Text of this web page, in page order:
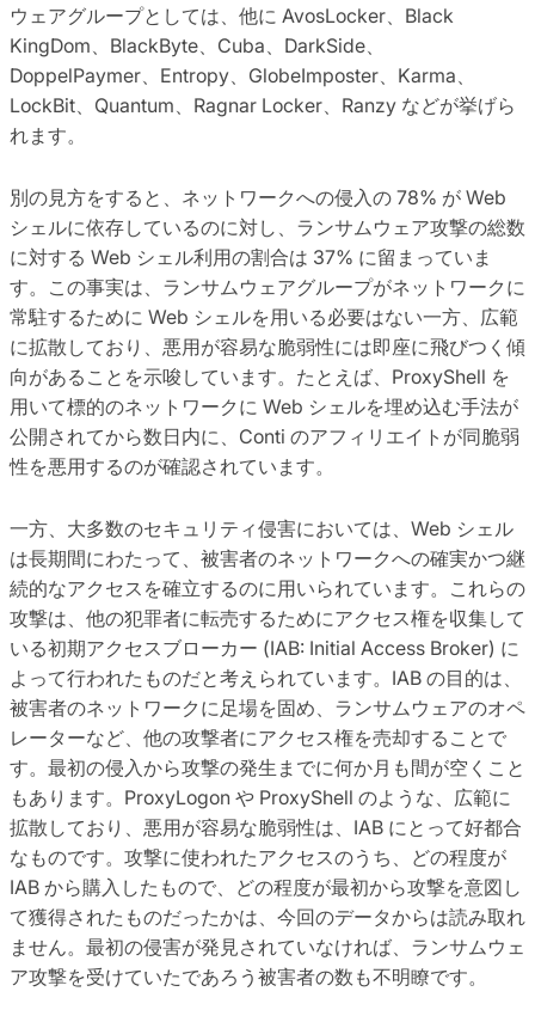
ウェアグループとしては、他に AvosLocker、Black
KingDom、BlackByte、Cuba、DarkSide、
DoppelPaymer、Entropy、GlobeImposter、Karma、
LockBit、Quantum、Ragnar Locker、Ranzy などが挙げら
れます。
別の見方をすると、ネットワークへの侵入の 78% が Web
シェルに依存しているのに対し、ランサムウェア攻撃の総数
に対する Web シェル利用の割合は 37% に留まっていま
す。この事実は、ランサムウェアグループがネットワークに
常駐するために Web シェルを用いる必要はない一方、広範
に拡散しており、悪用が容易な脆弱性には即座に飛びつく傾
向があることを示唆しています。たとえば、ProxyShell を
用いて標的のネットワークに Web シェルを埋め込む手法が
公開されてから数日内に、Conti のアフィリエイトが同脆弱
性を悪用するのが確認されています。
一方、大多数のセキュリティ侵害においては、Web シェル
は長期間にわたって、被害者のネットワークへの確実かつ継
続的なアクセスを確立するのに用いられています。これらの
攻撃は、他の犯罪者に転売するためにアクセス権を収集して
いる初期アクセスブローカー (IAB: Initial Access Broker) に
よって行われたものだと考えられています。IAB の目的は、
被害者のネットワークに足場を固め、ランサムウェアのオペ
レーターなど、他の攻撃者にアクセス権を売却することで
す。最初の侵入から攻撃の発生までに何か月も間が空くこと
もあります。ProxyLogon や ProxyShell のような、広範に
拡散しており、悪用が容易な脆弱性は、IAB にとって好都合
なものです。攻撃に使われたアクセスのうち、どの程度が
IAB から購入したもので、どの程度が最初から攻撃を意図し
て獲得されたものだったかは、今回のデータからは読み取れ
ません。最初の侵害が発見されていなければ、ランサムウェ
ア攻撃を受けていたであろう被害者の数も不明瞭です。